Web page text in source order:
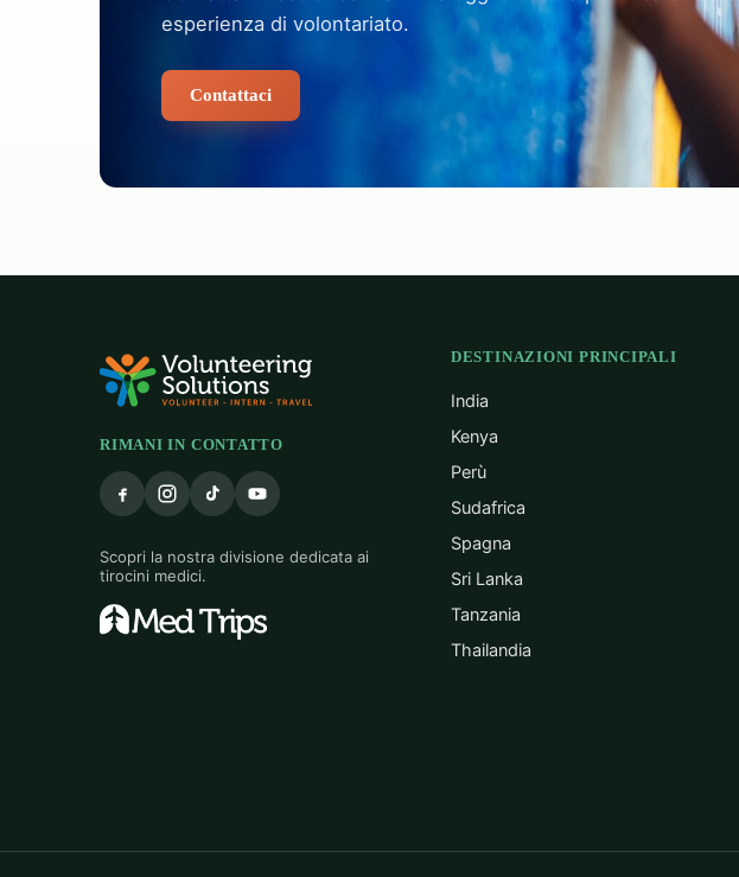
esperienza di volontariato.
Contattaci
RIMANI IN CONTATTO
Scopri la nostra divisione dedicata ai
tirocini medici.
DESTINAZIONI PRINCIPALI
India
Kenya
Perù
Sudafrica
Spagna
Sri Lanka
Tanzania
Thailandia